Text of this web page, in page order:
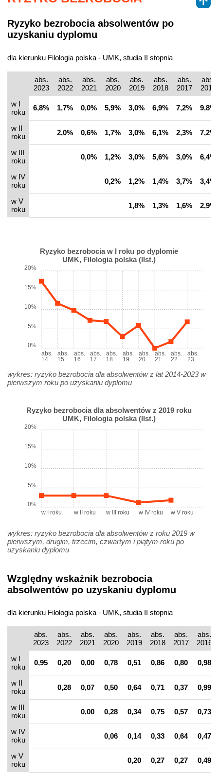
Ryzyko bezrobocia absolwentów po
uzyskaniu dyplomu
dla kierunku Filologia polska - UMK, studia II stopnia
abs.
2023
abs.
2022
abs.
2021
abs.
2020
abs.
2019
abs.
2018
abs.
2017
abs.
2016
w I
roku
6,8% 1,7% 0,0% 5,9% 3,0% 6,9% 7,2% 9,8%
w II
roku
2,0% 0,6% 1,7% 3,0% 6,1% 2,3% 7,2%
w III
roku
0,0% 1,2% 3,0% 5,6% 3,0% 6,4%
w IV
roku
0,2% 1,2% 1,4% 3,7% 3,4%
w V
roku
1,8% 1,3% 1,6% 2,9%
Ryzyko bezrobocia w I roku po dyplomie
UMK, Filologia polska (IIst.)
abs.
14
abs.
15
abs.
16
abs.
17
abs.
18
abs.
19
abs.
20
abs.
21
abs.
22
abs.
23
0%
5%
10%
15%
20%
wykres: ryzyko bezrobocia dla absolwentów z lat 2014-2023 w
pierwszym roku po uzyskaniu dyplomu
Ryzyko bezrobocia dla absolwentów z 2019 roku
UMK, Filologia polska (IIst.)
w I roku w II roku w III roku w IV roku w V roku
0%
5%
10%
15%
20%
wykres: ryzyko bezrobocia dla absolwentów z roku 2019 w
pierwszym, drugim, trzecim, czwartym i piątym roku po
uzyskaniu dyplomu
Względny wskaźnik bezrobocia
absolwentów po uzyskaniu dyplomu
dla kierunku Filologia polska - UMK, studia II stopnia
abs.
2023
abs.
2022
abs.
2021
abs.
2020
abs.
2019
abs.
2018
abs.
2017
abs.
2016
w I
roku
0,95 0,20 0,00 0,78 0,51 0,86 0,80 0,98
w II
roku
0,28 0,07 0,50 0,64 0,71 0,37 0,99
w III
roku
0,00 0,28 0,34 0,75 0,57 0,73
w IV
roku
0,06 0,14 0,33 0,64 0,47
w V
roku
0,20 0,27 0,27 0,49